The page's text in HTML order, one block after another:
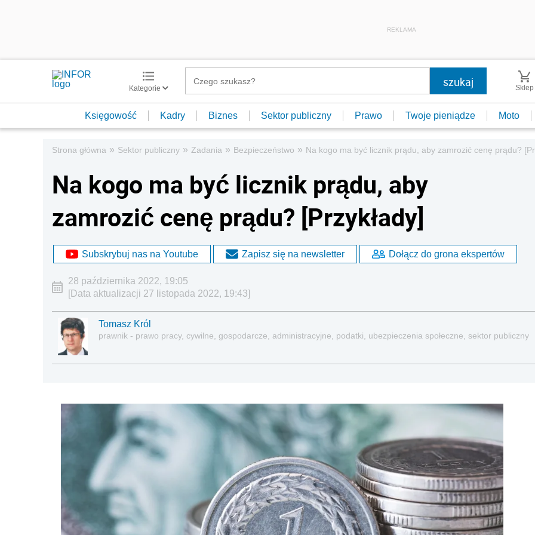
REKLAMA
Kategorie Sklep
Księgowość Kadry Biznes Sektor publiczny Prawo Twoje pieniądze Moto
Strona główna » Sektor publiczny » Zadania » Bezpieczeństwo » Na kogo ma być licznik prądu, aby zamrozić cenę prądu?
Na kogo ma być licznik prądu, aby
zamrozić cenę prądu? [Przykłady]
Subskrybuj nas na Youtube Zapisz się na newsletter Dołącz do grona ekspertów
28 października 2022, 19:05
[Data aktualizacji 27 listopada 2022, 19:43]
Tomasz Król
prawnik - prawo pracy, cywilne, gospodarcze, administracyjne, podatki, ubezpieczenia społeczne, sektor publiczny